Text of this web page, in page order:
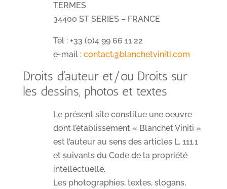
TERMES
34400 ST SERIES – FRANCE
Tél : +33 (0)4 99 66 11 22
e-mail : contact@blanchetviniti.com
Droits d’auteur et/ou Droits sur
les dessins, photos et textes
Le présent site constitue une oeuvre
dont l’établissement « Blanchet Viniti »
est l’auteur au sens des articles L. 111.1
et suivants du Code de la propriété
intellectuelle.
Les photographies, textes, slogans,